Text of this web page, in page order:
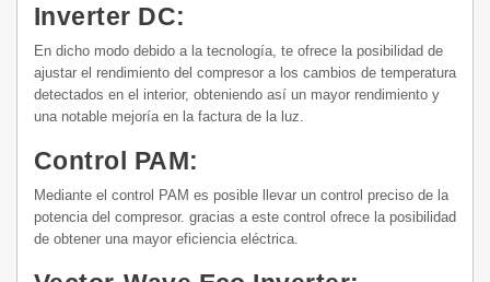
Inverter DC:
En dicho modo debido a la tecnología, te ofrece la posibilidad de
ajustar el rendimiento del compresor a los cambios de temperatura
detectados en el interior, obteniendo así un mayor rendimiento y
una notable mejoría en la factura de la luz.
Control PAM:
Mediante el control PAM es posible llevar un control preciso de la
potencia del compresor. gracias a este control ofrece la posibilidad
de obtener una mayor eficiencia eléctrica.